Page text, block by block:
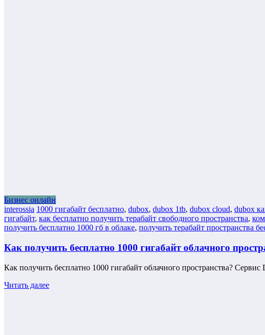
Бизнес онлайн
interossia 1000 гигабайт бесплатно, dubox, dubox 1tb, dubox cloud, dubox
гигабайт, как бесплатно получить терабайт свободного пространства,
получить бесплатно 1000 гб в облаке, получить терабайт пространства
Как получить бесплатно 1000 гигабайт облачного
Как получить бесплатно 1000 гигабайт облачного пространства?
Читать далее